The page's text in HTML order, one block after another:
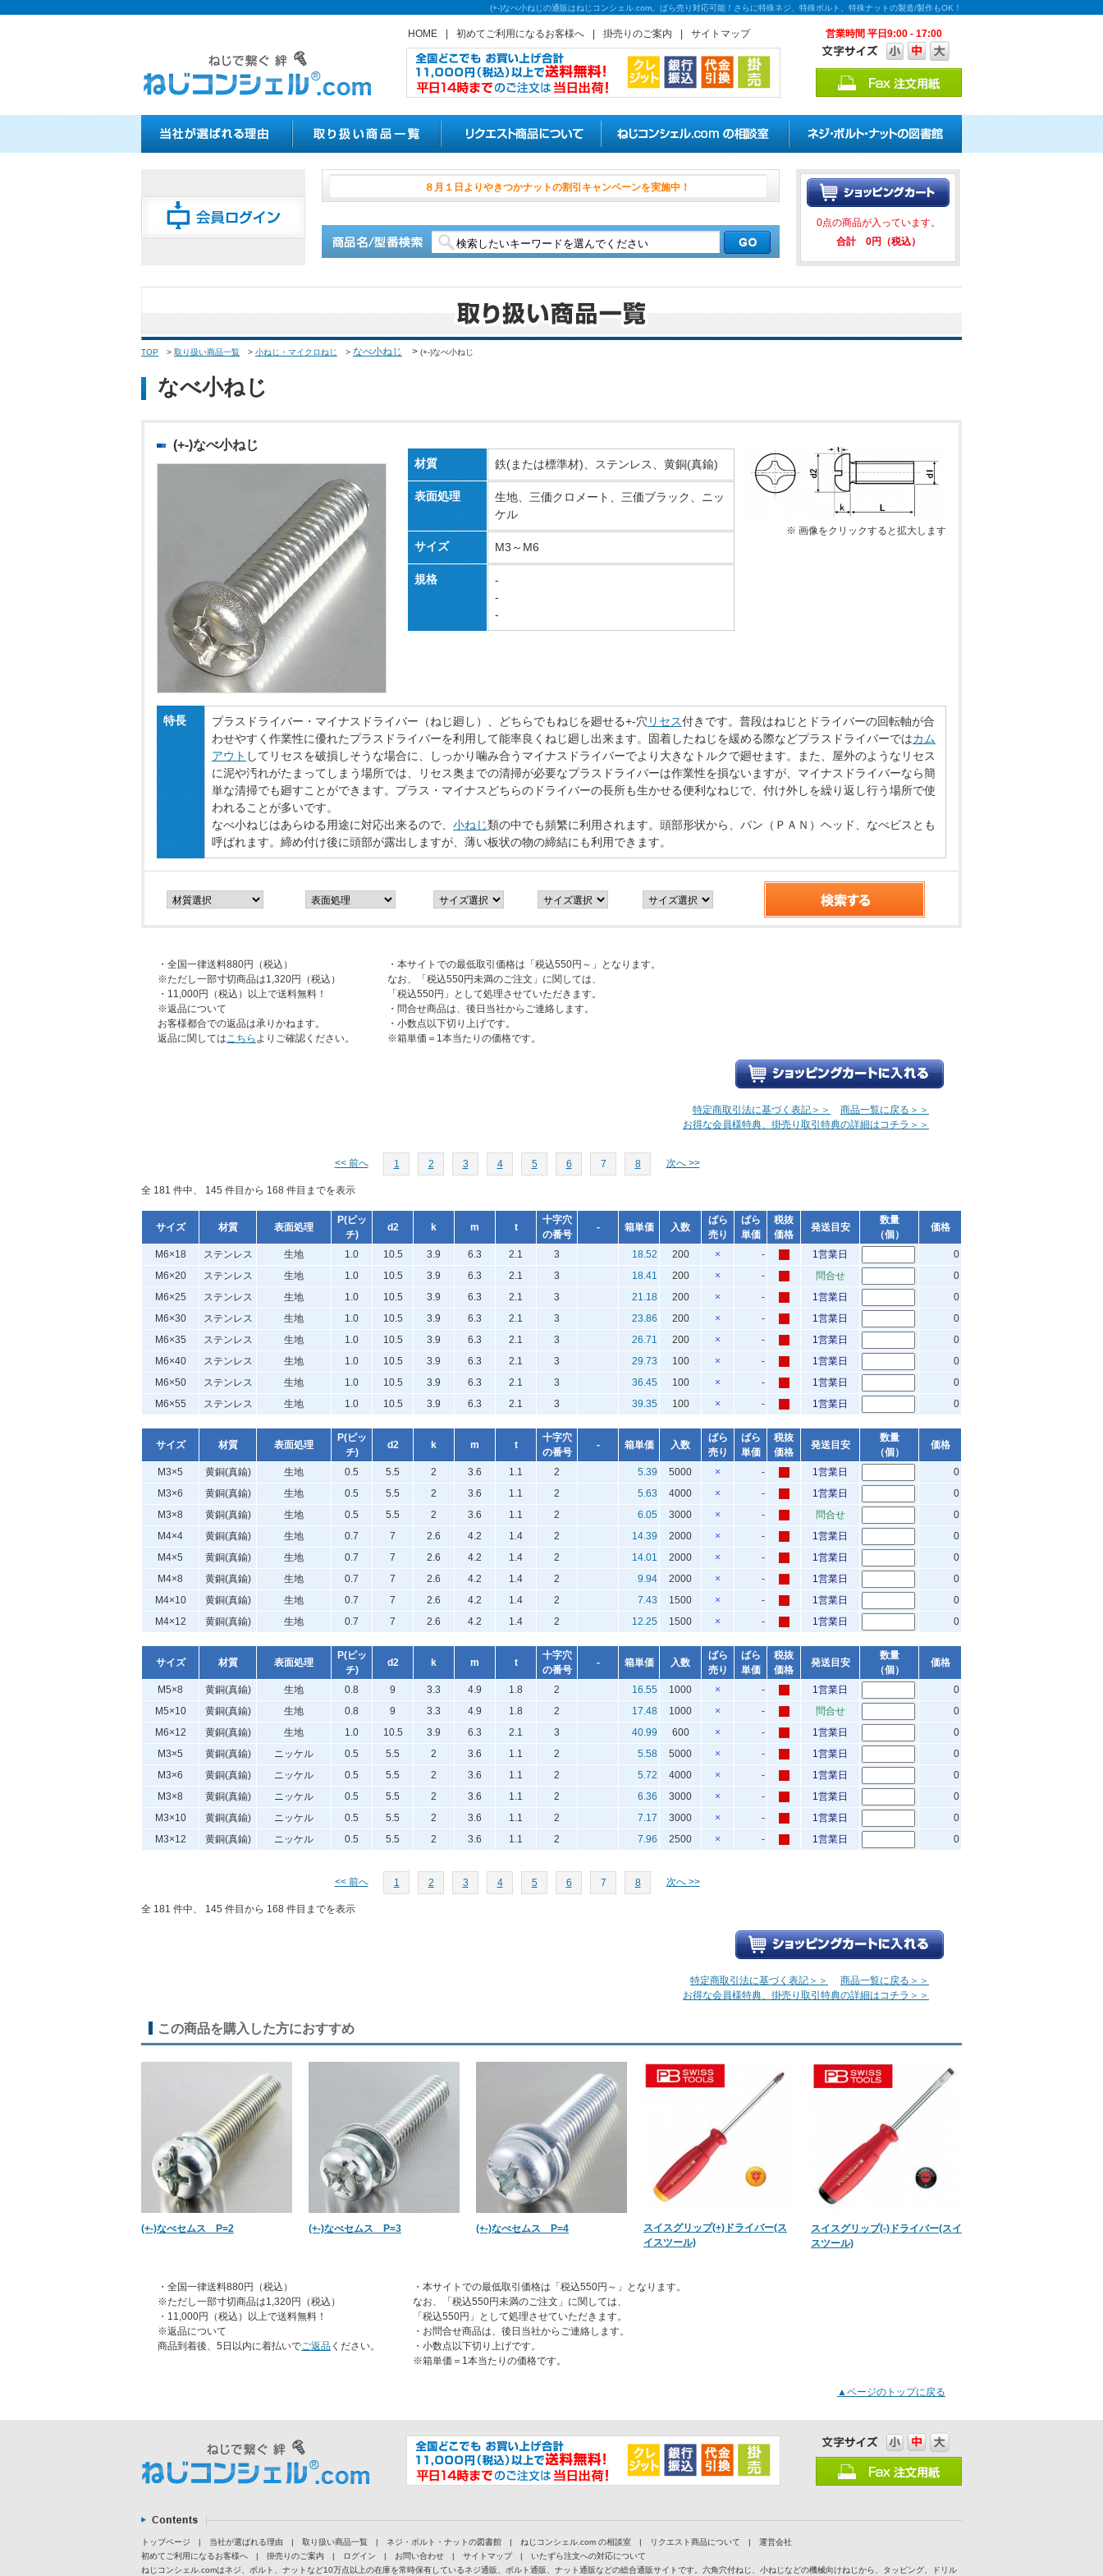
(+-)なべ小ねじの通販はねじコンシェル.com。ばら売り対応可能！さらに特殊ネジ、特殊ボルト、特殊ナットの製造/製作もOK！
HOME 初めてご利用になるお客様へ 掛売りのご案内 サイトマップ 営業時間 平日9:00 - 17:00
８月１日よりやきつかナットの割引キャンペーンを実施中！
0点の商品が入っています。
合計 0円（税込）
TOP > 取り扱い商品一覧 > 小ねじ・マイクロねじ > なべ小ねじ > (+-)なべ小ねじ
なべ小ねじ
(+-)なべ小ねじ
材質 鉄(または標準材)、ステンレス、黄銅(真鍮)
表面処理
生地、三価クロメート、三価ブラック、ニッ
ケル
サイズ M3～M6
規格
-
-
-
※ 画像をクリックすると拡大します
特長 プラスドライバー・マイナスドライバー（ねじ廻し）、どちらでもねじを廻せる+-穴 リセス付きです。普段はねじとドライバーの回転軸が合
わせやすく作業性に優れたプラスドライバーを利用して能率良くねじ廻し出来ます。固着したねじを緩める際などプラスドライバーではカム
アウト してリセスを破損しそうな場合に、しっかり噛み合うマイナスドライバーでより大きなトルクで廻せます。また、屋外のようなリセス
に泥や汚れがたまってしまう場所では、リセス奥までの清掃が必要なプラスドライバーは作業性を損ないますが、マイナスドライバーなら簡
単な清掃でも廻すことができます。プラス・マイナスどちらのドライバーの長所も生かせる便利なねじで、付け外しを繰り返し行う場所で使
われることが多いです。
なべ小ねじはあらゆる用途に対応出来るので、 小ねじ類の中でも頻繁に利用されます。頭部形状から、パン（ＰＡＮ）ヘッド、なべビスとも
呼ばれます。締め付け後に頭部が露出しますが、薄い板状の物の締結にも利用できます。
・全国一律送料880円（税込）
※ただし一部寸切商品は1,320円（税込）
・11,000円（税込）以上で送料無料！
※返品について
お客様都合での返品は承りかねます。
返品に関してはこちら よりご確認ください。
・本サイトでの最低取引価格は「税込550円～」となります。
なお、「税込550円未満のご注文」に関しては、
「税込550円」として処理させていただきます。
・問合せ商品は、後日当社からご連絡します。
・小数点以下切り上げです。
※箱単価＝1本当たりの価格です。
特定商取引法に基づく表記＞＞
商品一覧に戻る＞＞
お得な会員様特典、掛売り取引特典の詳細はコチラ＞＞
<< 前へ 1 2 3 4 5 6 7 8 次へ >>
全 181 件中、 145 件目から 168 件目までを表示
サイズ 材質 表面処理
P(ピッ
チ)
d2 k m t
十字穴
の番号
- 箱単価 入数
ばら
売り
ばら
単価
税抜
価格
発送目安
数量
（個）
価格
M6×18 ステンレス 生地 1.0 10.5 3.9 6.3 2.1 3 18.52 200 × - 1営業日
0
M6×20
ステンレス 生地 1.0 10.5 3.9 6.3 2.1 3 18.41 200 × - 問合せ
0
M6×25
ステンレス 生地 1.0 10.5 3.9 6.3 2.1 3 21.18 200 × - 1営業日
0
M6×30
ステンレス 生地 1.0 10.5 3.9 6.3 2.1 3 23.86 200 × - 1営業日
0
M6×35
ステンレス 生地 1.0 10.5 3.9 6.3 2.1 3 26.71 200 × - 1営業日
0
M6×40
ステンレス 生地 1.0 10.5 3.9 6.3 2.1 3 29.73 100 × - 1営業日
0
M6×50
ステンレス 生地 1.0 10.5 3.9 6.3 2.1 3 36.45 100 × - 1営業日
0
M6×55
ステンレス 生地 1.0 10.5 3.9 6.3 2.1 3 39.35 100 × - 1営業日 0
サイズ 材質 表面処理
P(ピッ
チ)
d2 k m t
十字穴
の番号
- 箱単価 入数
ばら
売り
ばら
単価
税抜
価格
発送目安
数量
（個）
価格
M3×5 黄銅(真鍮) 生地 0.5 5.5 2 3.6 1.1 2 5.39 5000 × - 1営業日
0
M3×6
黄銅(真鍮) 生地 0.5 5.5 2 3.6 1.1 2 5.63 4000 × - 1営業日
0
M3×8
黄銅(真鍮) 生地 0.5 5.5 2 3.6 1.1 2 6.05 3000 × - 問合せ
0
M4×4
黄銅(真鍮) 生地 0.7 7 2.6 4.2 1.4 2 14.39 2000 × - 1営業日
0
M4×5
黄銅(真鍮) 生地 0.7 7 2.6 4.2 1.4 2 14.01 2000 × - 1営業日
0
M4×8
黄銅(真鍮) 生地 0.7 7 2.6 4.2 1.4 2 9.94 2000 × - 1営業日
0
M4×10
黄銅(真鍮) 生地 0.7 7 2.6 4.2 1.4 2 7.43 1500 × - 1営業日
0
M4×12
黄銅(真鍮) 生地 0.7 7 2.6 4.2 1.4 2 12.25 1500 × - 1営業日 0
サイズ 材質 表面処理
P(ピッ
チ)
d2 k m t
十字穴
の番号
- 箱単価 入数
ばら
売り
ばら
単価
税抜
価格
発送目安
数量
（個）
価格
M5×8 黄銅(真鍮) 生地 0.8 9 3.3 4.9 1.8 2 16.55 1000 × - 1営業日
0
M5×10
黄銅(真鍮) 生地 0.8 9 3.3 4.9 1.8 2 17.48 1000 × - 問合せ
0
M6×12
黄銅(真鍮) 生地 1.0 10.5 3.9 6.3 2.1 3 40.99 600 × - 1営業日
0
M3×5
黄銅(真鍮) ニッケル 0.5 5.5 2 3.6 1.1 2 5.58 5000 × - 1営業日
0
M3×6
黄銅(真鍮) ニッケル 0.5 5.5 2 3.6 1.1 2 5.72 4000 × - 1営業日
0
M3×8
黄銅(真鍮) ニッケル 0.5 5.5 2 3.6 1.1 2 6.36 3000 × - 1営業日
0
M3×10
黄銅(真鍮) ニッケル 0.5 5.5 2 3.6 1.1 2 7.17 3000 × - 1営業日
0
M3×12
黄銅(真鍮) ニッケル 0.5 5.5 2 3.6 1.1 2 7.96 2500 × - 1営業日 0
<< 前へ 1 2 3 4 5 6 7 8 次へ >>
全 181 件中、 145 件目から 168 件目までを表示
特定商取引法に基づく表記＞＞
商品一覧に戻る＞＞
お得な会員様特典、掛売り取引特典の詳細はコチラ＞＞
この商品を購入した方におすすめ
(+-)なべセムス P=2 (+-)なべセムス P=3 (+-)なべセムス P=4
スイスグリップ(+)ドライバー(ス
イスツール)
スイスグリップ(-)ドライバー(スイ
スツール)
・全国一律送料880円（税込）
※ただし一部寸切商品は1,320円（税込）
・11,000円（税込）以上で送料無料！
※返品について
商品到着後、5日以内に着払いでご返品 ください。
・本サイトでの最低取引価格は「税込550円～」となります。
なお、「税込550円未満のご注文」に関しては、
「税込550円」として処理させていただきます。
・お問合せ商品は、後日当社からご連絡します。
・小数点以下切り上げです。
※箱単価＝1本当たりの価格です。
▲ページのトップに戻る
トップページ | 当社が選ばれる理由 | 取り扱い商品一覧 | ネジ・ボルト・ナットの図書館 | ねじコンシェル.com の相談室 | リクエスト商品について |
運営会社
初めてご利用になるお客様へ
| 掛売りのご案内 | ログイン | お問い合わせ | サイトマップ |
いたずら注文への対応について
ねじコンシェル.comはネジ、ボルト、ナットなど10万点以上の在庫を常時保有しているネジ通販、ボルト通販、ナット通販などの総合通販サイトです。六角穴付ねじ、小ねじなどの機械向けねじから、タッピング、ドリル